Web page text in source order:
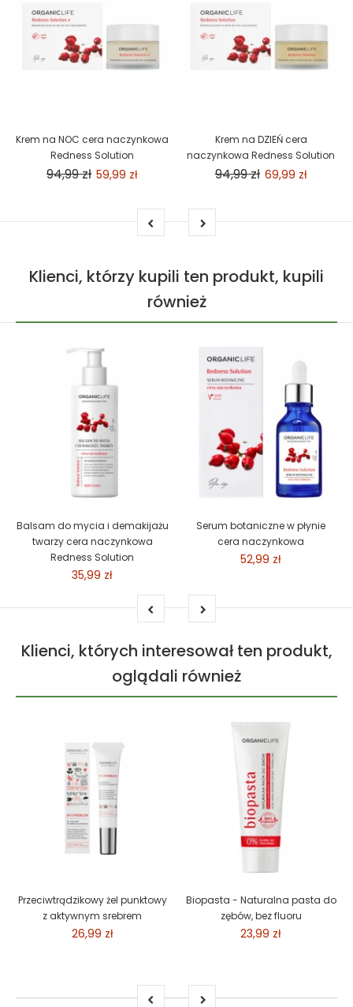
Krem na NOC cera naczynkowa
Redness Solution
94,99 zł 59,99 zł
Krem na DZIEŃ cera
naczynkowa Redness Solution
94,99 zł 69,99 zł
Klienci, którzy kupili ten produkt, kupili
również
Balsam do mycia i demakijażu
twarzy cera naczynkowa
Redness Solution
35,99 zł
Serum botaniczne w płynie
cera naczynkowa
52,99 zł
Klienci, których interesował ten produkt,
oglądali również
Przeciwtrądzikowy żel punktowy
z aktywnym srebrem
26,99 zł
Biopasta - Naturalna pasta do
zębów, bez fluoru
23,99 zł